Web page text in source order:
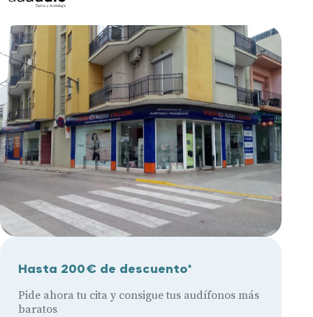
Hasta 200€ de descuento*
Pide ahora tu cita y consigue tus audífonos más
baratos